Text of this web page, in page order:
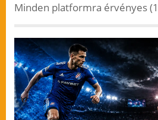
Minden platformra érvényes